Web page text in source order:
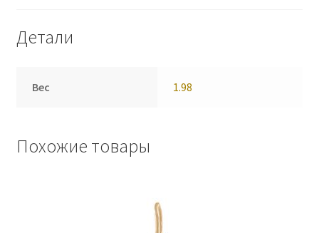
Детали
Вес 1.98
Похожие товары